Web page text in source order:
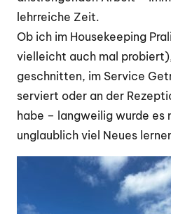
lehrreiche Zeit.
Ob ich im Housekeeping
vielleicht auch mal
geschnitten, im Service
serviert oder an der
habe – langweilig wurde es
unglaublich viel Neues